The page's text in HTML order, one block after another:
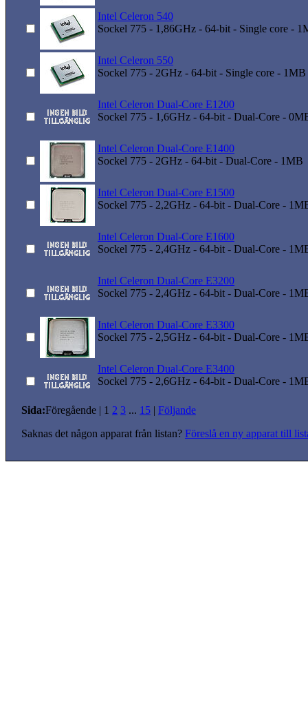
Intel Celeron 540
Sockel 775 - 1,86GHz - 64-bit - Single core -
Intel Celeron 550
Sockel 775 - 2GHz - 64-bit - Single core - 1MB
Intel Celeron Dual-Core E1200
Sockel 775 - 1,6GHz - 64-bit - Dual-Core -
Intel Celeron Dual-Core E1400
Sockel 775 - 2GHz - 64-bit - Dual-Core - 1MB
Intel Celeron Dual-Core E1500
Sockel 775 - 2,2GHz - 64-bit - Dual-Core -
Intel Celeron Dual-Core E1600
Sockel 775 - 2,4GHz - 64-bit - Dual-Core -
Intel Celeron Dual-Core E3200
Sockel 775 - 2,4GHz - 64-bit - Dual-Core -
Intel Celeron Dual-Core E3300
Sockel 775 - 2,5GHz - 64-bit - Dual-Core -
Intel Celeron Dual-Core E3400
Sockel 775 - 2,6GHz - 64-bit - Dual-Core -
Sida:Föregående | 1 2 3 ... 15 | Följande
Saknas det någon apparat från listan? Föreslå en ny apparat till